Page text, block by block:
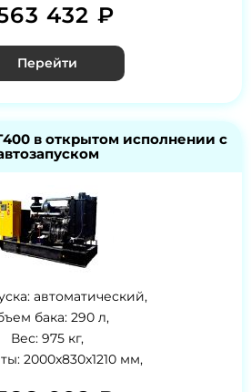
432 ₽
Перейти
в открытом исполнении с
автоматический,
бака: 290 л,
Вес: 975 кг,
2000x830x1210 мм,